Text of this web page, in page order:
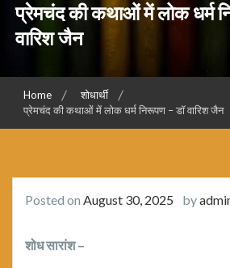
प्रेमचंद की कथाओं में लोक धर्म
वारिश जैन
Home
शोधार्थी
प्रेमचंद की कथाओं में लोक धर्म निरूपण – डॉ वारिश जैन
Posted on August 30, 2025 by
शोध सारांश–